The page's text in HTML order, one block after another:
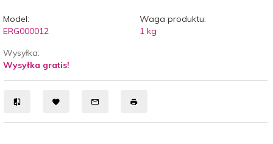
Model:
ERG000012
Waga produktu:
1 kg
Wysyłka:
Wysyłka gratis!